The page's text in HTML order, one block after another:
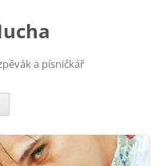
a písničkář
webu